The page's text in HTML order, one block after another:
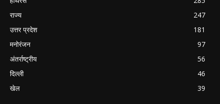
राज्य
247
उत्तर प्रदेश
181
मनोरंजन
97
अंतर्राष्ट्रीय
56
दिल्ली
46
खेल
39